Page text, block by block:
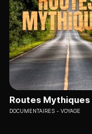
Routes Mythiques
DOCUMENTAIRES VOYAGE